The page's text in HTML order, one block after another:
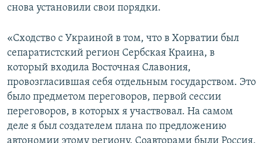
снова установили свои порядки.
«Сходство с Украиной в том, что в Хорватии был
сепаратистский регион Сербская Краина, в
который входила Восточная Славония,
провозгласившая себя отдельным государством. Это
было предметом переговоров, первой сессии
переговоров, в которых я участвовал. На самом
деле я был создателем плана по предложению